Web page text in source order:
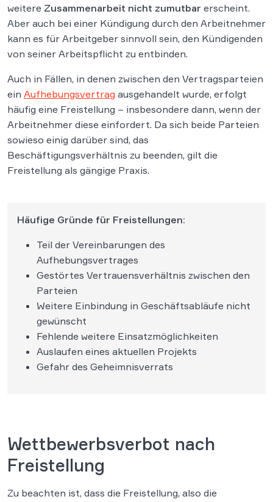
weitere Zusammenarbeit nicht zumutbar erscheint.
Aber auch bei einer Kündigung durch den Arbeitnehmer
kann es für Arbeitgeber sinnvoll sein, den Kündigenden
von seiner Arbeitspflicht zu entbinden.
Auch in Fällen, in denen zwischen den Vertragsparteien
ein Aufhebungsvertrag ausgehandelt wurde, erfolgt
häufig eine Freistellung – insbesondere dann, wenn der
Arbeitnehmer diese einfordert. Da sich beide Parteien
sowieso einig darüber sind, das
Beschäftigungsverhältnis zu beenden, gilt die
Freistellung als gängige Praxis.
Häufige Gründe für Freistellungen:
Teil der Vereinbarungen des
Aufhebungsvertrages
Gestörtes Vertrauensverhältnis zwischen den
Parteien
Weitere Einbindung in Geschäftsabläufe nicht
gewünscht
Fehlende weitere Einsatzmöglichkeiten
Auslaufen eines aktuellen Projekts
Gefahr des Geheimnisverrats
Wettbewerbsverbot nach
Freistellung
Zu beachten ist, dass die Freistellung, also die